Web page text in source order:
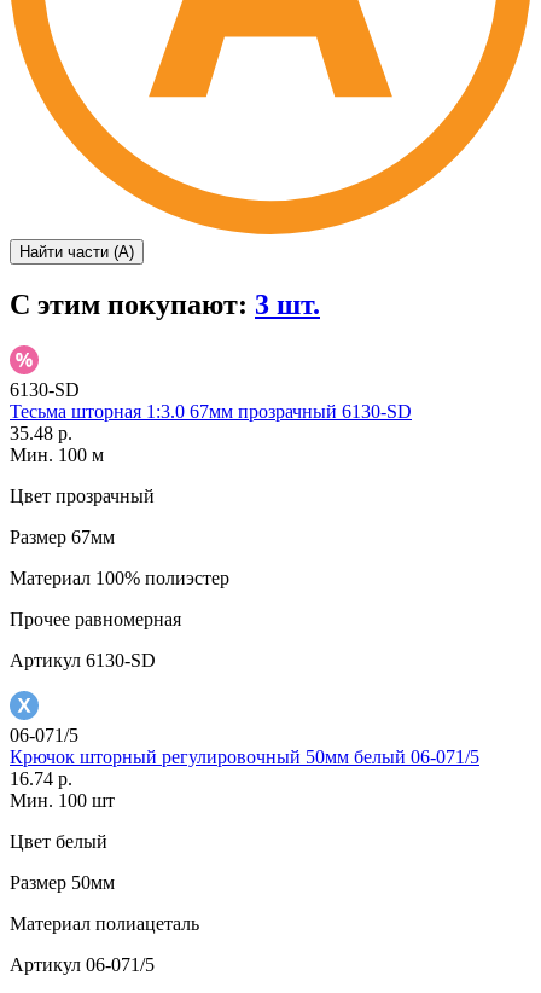
Найти части (А)
С этим покупают: 3 шт.
6130-SD
Тесьма шторная 1:3.0 67мм прозрачный 6130-SD
35.48 р.
Мин. 100 м
Цвет прозрачный
Размер 67мм
Материал 100% полиэстер
Прочее равномерная
Артикул 6130-SD
06-071/5
Крючок шторный регулировочный 50мм белый 06-071/5
16.74 р.
Мин. 100 шт
Цвет белый
Размер 50мм
Материал полиацеталь
Артикул 06-071/5